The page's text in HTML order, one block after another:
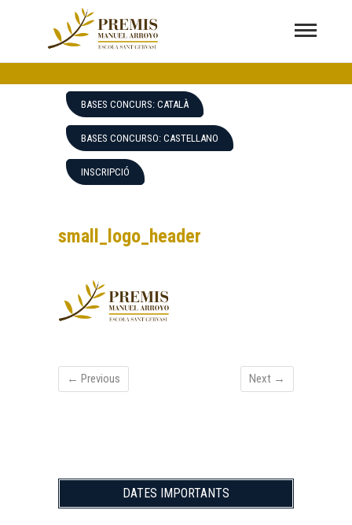
VI Edició Premis Manuel Arroyo
PREMIS EXALUMNES I EMPRENEDORS ECONOMIA COOPERATIVA.
BASES CONCURS: CATALÀ
BASES CONCURSO: CASTELLANO
INSCRIPCIÓ
small_logo_header
← Previous Next →
DATES IMPORTANTS